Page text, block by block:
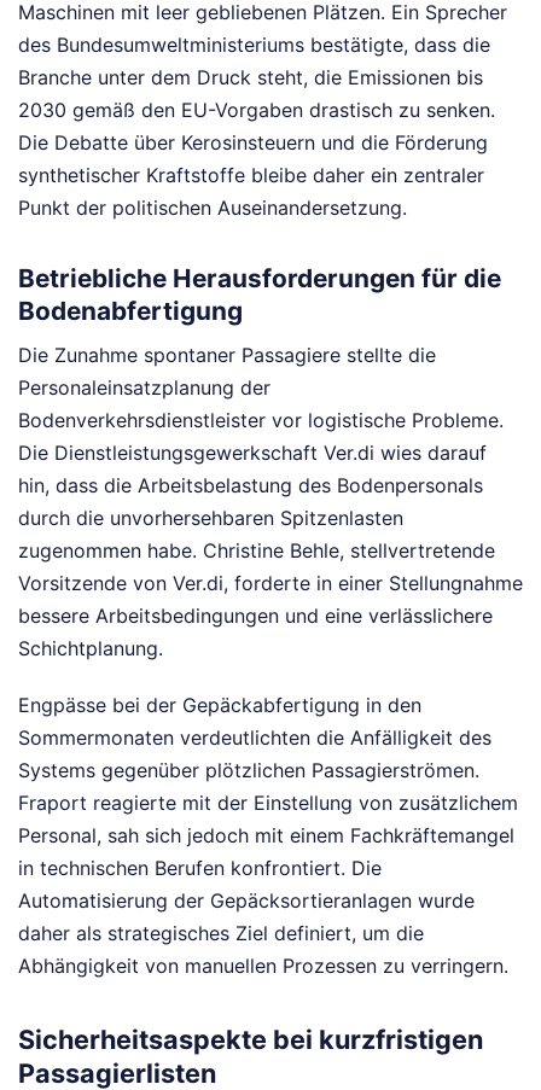
Maschinen mit leer gebliebenen Plätzen. Ein Sprecher
des Bundesumweltministeriums bestätigte, dass die
Branche unter dem Druck steht, die Emissionen bis
2030 gemäß den EU-Vorgaben drastisch zu senken.
Die Debatte über Kerosinsteuern und die Förderung
synthetischer Kraftstoffe bleibe daher ein zentraler
Punkt der politischen Auseinandersetzung.
Betriebliche Herausforderungen für die
Bodenabfertigung
Die Zunahme spontaner Passagiere stellte die
Personaleinsatzplanung der
Bodenverkehrsdienstleister vor logistische Probleme.
Die Dienstleistungsgewerkschaft Ver.di wies darauf
hin, dass die Arbeitsbelastung des Bodenpersonals
durch die unvorhersehbaren Spitzenlasten
zugenommen habe. Christine Behle, stellvertretende
Vorsitzende von Ver.di, forderte in einer Stellungnahme
bessere Arbeitsbedingungen und eine verlässlichere
Schichtplanung.
Engpässe bei der Gepäckabfertigung in den
Sommermonaten verdeutlichten die Anfälligkeit des
Systems gegenüber plötzlichen Passagierströmen.
Fraport reagierte mit der Einstellung von zusätzlichem
Personal, sah sich jedoch mit einem Fachkräftemangel
in technischen Berufen konfrontiert. Die
Automatisierung der Gepäcksortieranlagen wurde
daher als strategisches Ziel definiert, um die
Abhängigkeit von manuellen Prozessen zu verringern.
Sicherheitsaspekte bei kurzfristigen
Passagierlisten